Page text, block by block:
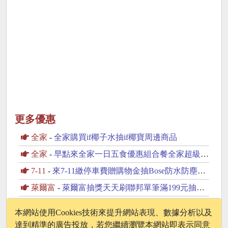
更多優惠
全家 - 全家購買if椰子水抽if椰寶周邊商品
全家 - 早點來全家一日五食優惠組合餐全家超級配抽30份鮮食
7-11 - 來7-11繳停車費贈購物金抽Bose防水防塵藍芽喇叭
萊爾富 - 萊爾富抽獎天天刷聯邦單筆滿199元抽黃金豆
本網站使用Cookies技術來提升網站表現、數據分析以及
達到精準的廣告投放，若您繼續瀏覽本網站即表示同意